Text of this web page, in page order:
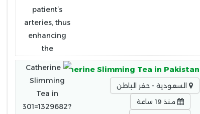
Slimming Tea in Pakistan
السعودية - حفر الباطن
منذ 19 ساعة